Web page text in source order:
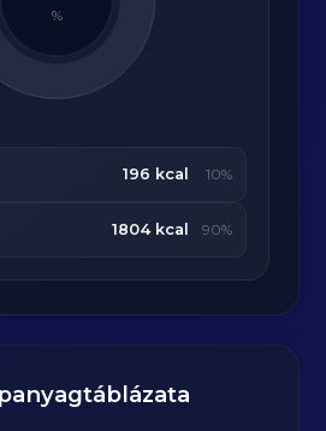
%
196 kcal 10%
1804 kcal 90%